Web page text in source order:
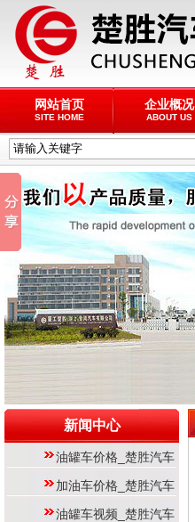
网站首页
SITE HOME
企业概况
ABOUT US
新闻中心
油罐车价格_楚胜汽车
加油车价格_楚胜汽车
油罐车视频_楚胜汽车